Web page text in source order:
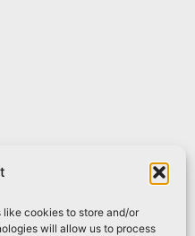
cookies to store and/or
will allow us to process